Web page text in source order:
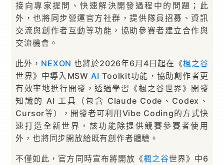
接向專家提問、快速解決開發過程中的問題；此
外，也將同步營運官方社群，提供隊員招募、資訊
交流與創作者互動等功能，協助參賽者建立合作與
交流機會。
此外， NEXON 也將於2026年6月4日起在《楓之谷
世界》中導入MSW AI Toolkit功能，協助創作者更
有效率地進行開發，透過學習《楓之谷世界》開發
知識的 AI 工具（包含 Claude Code、Codex、
Cursor等），開發者可利用Vibe Coding的方式快
速打造全新世界，該功能除提供競賽參賽者使用
外，也將同步開放給既有創作者體驗。
不僅如此，官方同時宣布將開放《楓之谷世界》中6